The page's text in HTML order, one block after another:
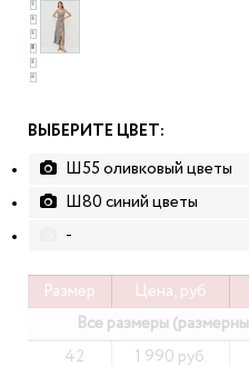
ВЫБЕРИТЕ ЦВЕТ:
Ш55 оливковый цветы
Ш80 синий цветы
-
Размер Цена, руб
Все размеры
42 1 990 руб.